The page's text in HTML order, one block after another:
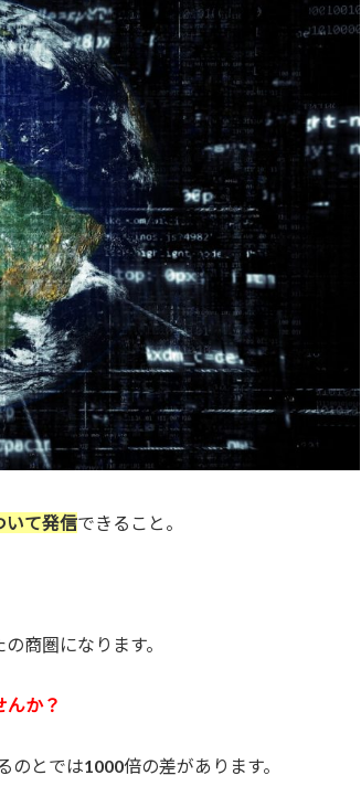
いて発信できること。
商圏になります。
んか？
とでは1000倍の差があります。